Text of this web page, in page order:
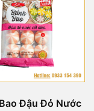
Đậu Đỏ Nước